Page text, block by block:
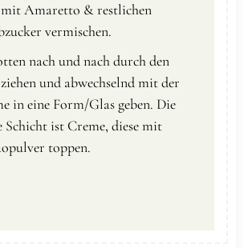
mit Amaretto & restlichen
vermischen.
nach und nach durch den
und abwechselnd mit der
in eine Form/Glas geben. Die
Schicht ist Creme, diese mit
toppen.